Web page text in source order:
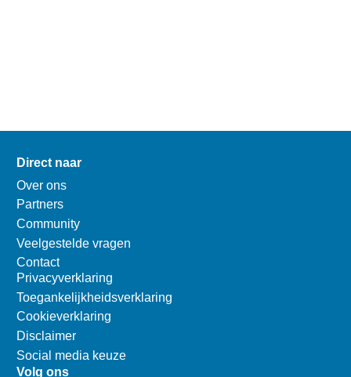
Direct naar
Over ons
Partners
Community
Veelgestelde vragen
Contact
Privacyverklaring
Toegankelijkheidsverklaring
Cookieverklaring
Disclaimer
Social media keuze
Volg ons